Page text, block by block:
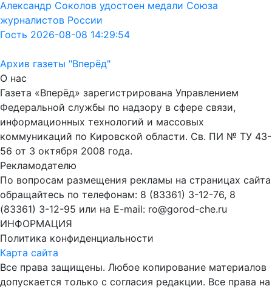
Александр Соколов удостоен медали Союза
журналистов России
Гость 2026-08-08 14:29:54
Архив газеты "Вперёд"
О нас
Газета «Вперёд» зарегистрирована Управлением
Федеральной службы по надзору в сфере связи,
информационных технологий и массовых
коммуникаций по Кировской области. Св. ПИ № ТУ 43-
56 от 3 октября 2008 года.
Рекламодателю
По вопросам размещения рекламы на страницах сайта
обращайтесь по телефонам: 8 (83361) 3-12-76, 8
(83361) 3-12-95 или на E-mail: ro@gorod-che.ru
ИНФОРМАЦИЯ
Политика конфиденциальности
Карта сайта
Все права защищены. Любое копирование материалов
допускается только с согласия редакции. Все права на